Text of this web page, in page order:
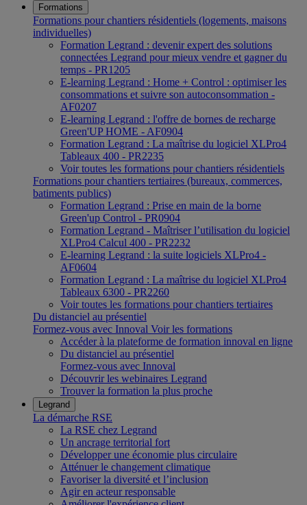
Formations
Formations pour chantiers résidentiels (logements, maisons
individuelles)
Formation Legrand : devenir expert des solutions
connectées Legrand pour mieux vendre et gagner du
temps - PR1205
E-learning Legrand : Home + Control : optimiser les
consommations et suivre son autoconsommation -
AF0207
E-learning Legrand : l'offre de bornes de recharge
Green'UP HOME - AF0904
Formation Legrand : La maîtrise du logiciel XLPro4
Tableaux 400 - PR2235
Voir toutes les formations pour chantiers résidentiels
Formations pour chantiers tertiaires (bureaux, commerces,
batiments publics)
Formation Legrand : Prise en main de la borne
Green'up Control - PR0904
Formation Legrand - Maîtriser l’utilisation du logiciel
XLPro4 Calcul 400 - PR2232
E-learning Legrand : la suite logiciels XLPro4 -
AF0604
Formation Legrand : La maîtrise du logiciel XLPro4
Tableaux 6300 - PR2260
Voir toutes les formations pour chantiers tertiaires
Du distanciel au présentiel
Formez-vous avec Innoval Voir les formations
Accéder à la plateforme de formation innoval en ligne
Du distanciel au présentiel
Formez-vous avec Innoval
Découvrir les webinaires Legrand
Trouver la formation la plus proche
Legrand
La démarche RSE
La RSE chez Legrand
Un ancrage territorial fort
Développer une économie plus circulaire
Atténuer le changement climatique
Favoriser la diversité et l’inclusion
Agir en acteur responsable